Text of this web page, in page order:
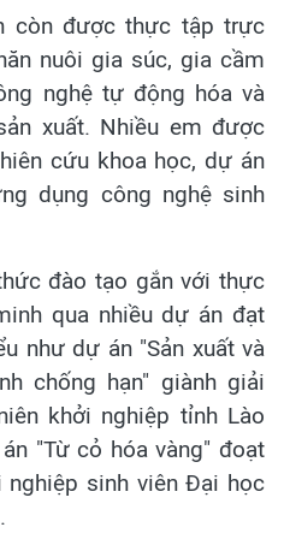
còn được thực tập trực
nuôi gia súc, gia cầm
nghệ tự động hóa và
xuất. Nhiều em được
cứu khoa học, dự án
dụng công nghệ sinh
đào tạo gắn với thực
qua nhiều dự án đạt
như dự án "Sản xuất và
chống hạn" giành giải
khởi nghiệp tỉnh Lào
"Từ cỏ hóa vàng" đoạt
sinh viên Đại học